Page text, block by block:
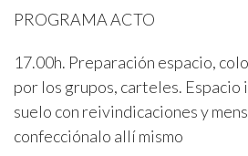
PROGRAMA ACTO
17.00h. Preparación espacio,
por los grupos, carteles.
suelo con reivindicaciones y
confecciónalo allí mismo